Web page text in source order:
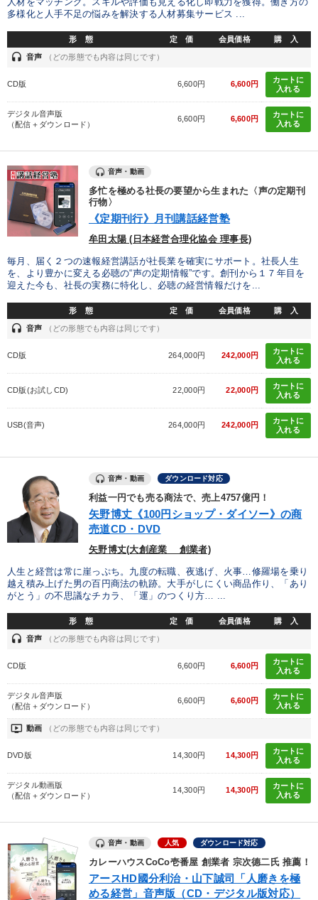
人材をマッチング。スキルや評価も見える化し即戦力を獲得。働き方の
多様化と人手不足の悩みを解決する人材募集サービス ...
形 態 定 価 会員価格 購 入
headset 音声 （どの形態でも内容は同じです）
CD版 6,600円 6,600円
カートに
入れる
デジタル音声版
（配信＋ダウンロード）
6,600円 6,600円
カートに
入れる
音声・動画
多忙を極める社長の要望から生まれた〈声の定期刊
行物〉
《定期刊行》月刊講話経営塾
牟田太陽 (日本経営合理化協会 理事長)
毎月、届く２つの速報経営講話が社長業を確実にサポート。社長人生
を、より豊かに変える必聴の“声の定期情報”です。創刊から１７年目を
迎えた今も、社長の実務に特化し、必聴の経営情報だけを...
形 態 定 価 会員価格 購 入
headset 音声 （どの形態でも内容は同じです）
CD版 264,000円 242,000円
カートに
入れる
CD版(お試しCD) 22,000円 22,000円
カートに
入れる
USB(音声) 264,000円 242,000円
カートに
入れる
音声・動画 ダウンロード対応
利益一円でも売る商法で、売上4757億円！
矢野博丈《100円ショップ・ダイソー》の商
売道CD・DVD
矢野博丈(大創産業 創業者)
人生と経営は常に崖っぷち。九度の転職、夜逃げ、火事…修羅場を乗り
越え積み上げた男の百円商法の軌跡。大手がしにくい商品作り、「あり
がとう」の不思議なチカラ、「運」のつくり方… ...
形 態 定 価 会員価格 購 入
headset 音声 （どの形態でも内容は同じです）
CD版 6,600円 6,600円
カートに
入れる
デジタル音声版
（配信＋ダウンロード）
6,600円 6,600円
カートに
入れる
ondemand_video 動画 （どの形態でも内容は同じです）
DVD版 14,300円 14,300円
カートに
入れる
デジタル動画版
（配信＋ダウンロード）
14,300円 14,300円
カートに
入れる
音声・動画 人気 ダウンロード対応
カレーハウスCoCo壱番屋 創業者 宗次德二氏 推薦！
アースHD國分利治・山下誠司「人磨きを極
める経営」音声版（CD・デジタル版対応）